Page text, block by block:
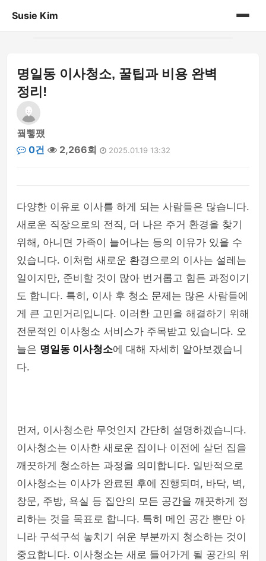
Susie Kim
게시판
명일동 이사청소, 꿀팁과 비용 완벽
정리!
꿬쀻퍴
0건
2,266회 2025.01.19 13:32
다양한 이유로 이사를 하게 되는 사람들은 많습니다.
새로운 직장으로의 전직, 더 나은 주거 환경을 찾기
위해, 아니면 가족이 늘어나는 등의 이유가 있을 수
있습니다. 이처럼 새로운 환경으로의 이사는 설레는
일이지만, 준비할 것이 많아 번거롭고 힘든 과정이기
도 합니다. 특히, 이사 후 청소 문제는 많은 사람들에
게 큰 고민거리입니다. 이러한 고민을 해결하기 위해
전문적인 이사청소 서비스가 주목받고 있습니다. 오
늘은 명일동 이사청소에 대해 자세히 알아보겠습니
다.
먼저, 이사청소란 무엇인지 간단히 설명하겠습니다.
이사청소는 이사한 새로운 집이나 이전에 살던 집을
깨끗하게 청소하는 과정을 의미합니다. 일반적으로
이사청소는 이사가 완료된 후에 진행되며, 바닥, 벽,
창문, 주방, 욕실 등 집안의 모든 공간을 깨끗하게 정
리하는 것을 목표로 합니다. 특히 메인 공간 뿐만 아
니라 구석구석 놓치기 쉬운 부분까지 청소하는 것이
중요합니다. 이사청소는 새로 들어가게 될 공간의 위